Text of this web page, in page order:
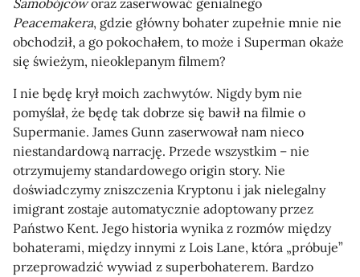
Samobójcóworaz zaserwować genialnego
Peacemakera, gdzie główny bohater zupełnie mnie nie
obchodził, a go pokochałem, to może i Superman okaże
się świeżym, nieoklepanym filmem?
I nie będę krył moich zachwytów. Nigdy bym nie
pomyślał, że będę tak dobrze się bawił na filmie o
Supermanie. James Gunn zaserwował nam nieco
niestandardową narrację. Przede wszystkim – nie
otrzymujemy standardowego origin story. Nie
doświadczymy zniszczenia Kryptonu i jak nielegalny
imigrant zostaje automatycznie adoptowany przez
Państwo Kent. Jego historia wynika z rozmów między
bohaterami, między innymi z Lois Lane, która „próbuje”
przeprowadzić wywiad z superbohaterem. Bardzo